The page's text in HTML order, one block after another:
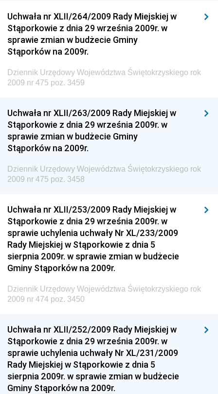
Dziennik Urzędowy Ministra Infrastruktury i
Budownictwa
Dziennik Urzędowy Ministra Gospodarki Morskiej i
Dziennik Urzędowy Ministra Energii
Dziennik Urzędowy Ministra Sprawiedliwości
Dziennik Urzędowy Ministra Rozwoju i Finansów
Dziennik Urzędowy Wyższego Urzędu Górniczego
Dziennik Urzędowy Prezesa Urzędu Transportu
Kolejowego
Technologii
Dziennik Urzędowy Ministra Inwestycji i Rozwoju
Dziennik Urzędowy Naczelnego Dyrektora Archiwów
Państwowych
Dziennik Urzędowy Ministra Finansów, Inwestycji i
Dziennik Urzędowy Ministra Klimatu
Dziennik Urzędowy Ministra Funduszy i Polityki
Regionalnej
Dziennik Urzędowy Ministra Aktywów Państwowych
Dziennik Urzędowy Ministra Zdrowia
Dziennik Urzędowy Ministra Środowiska i Głównego
Uchwała nr XLII/264/2009 Rady Miejskiej w
Stąporkowie z dnia 29 września 2009r. w
sprawie zmian w budżecie Gminy
Stąporków na 2009r.
Dziennik Urzędowy Województwa Świętokrzyskiego rok
2009 nr 475 poz. 3459
Uchwała nr XLII/263/2009 Rady Miejskiej w
Stąporkowie z dnia 29 września 2009r. w
sprawie zmian w budżecie Gminy
Stąporków na 2009r.
Dziennik Urzędowy Województwa Świętokrzyskiego rok
2009 nr 475 poz. 3458
Uchwała nr XLII/253/2009 Rady Miejskiej w
Stąporkowie z dnia 29 września 2009r. w
sprawie uchylenia uchwały Nr XL/233/2009
Rady Miejskiej w Stąporkowie z dnia 5
sierpnia 2009r. w sprawie zmian w budżecie
Gminy Stąporków na 2009r.
Dziennik Urzędowy Województwa Świętokrzyskiego rok
2009 nr 474 poz. 3450
Uchwała nr XLII/252/2009 Rady Miejskiej w
Stąporkowie z dnia 29 września 2009r. w
sprawie uchylenia uchwały Nr XL/231/2009
Rady Miejskiej w Stąporkowie z dnia 5
sierpnia 2009r. w sprawie zmian w budżecie
Gminy Stąporków na 2009r.